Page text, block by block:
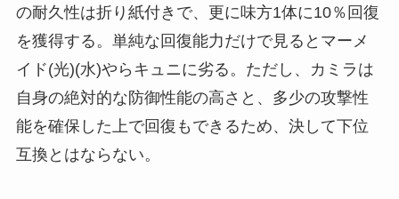
の耐久性は折り紙付きで、更に味方1体に10％回復
を獲得する。単純な回復能力だけで見るとマーメ
イド(光)(水)やらキュニに劣る。ただし、カミラは
自身の絶対的な防御性能の高さと、多少の攻撃性
能を確保した上で回復もできるため、決して下位
互換とはならない。